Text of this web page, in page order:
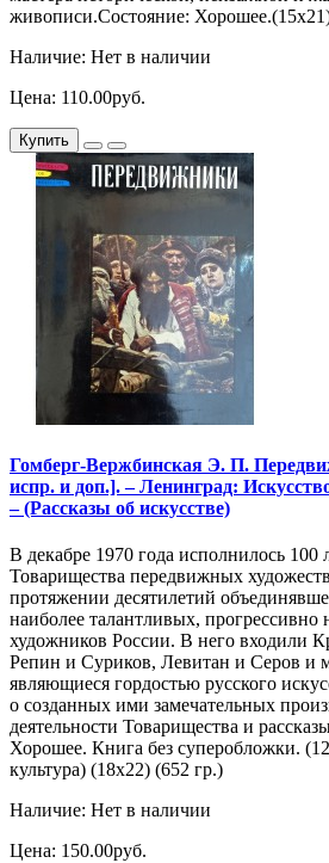
живописи.Состояние:
Наличие: Нет в наличии
Цена: 110.00руб.
Купить
Гомберг-Вержбинская Э. П.
испр. и доп.]. – Ленинград:
– (Рассказы об искусстве)
В декабре 1970 года исполнилось 100
Товарищества передвижных
протяжении десятилетий
наиболее талантливых, прогрессивно
художников России. В него входили
Репин и Суриков, Левитан и Серов и
являющиеся гордостью русского
о созданных ими замечательных
деятельности Товарищества и
Хорошее. Книга без суперобложки.
культура) (18х22) (652 гр.)
Наличие: Нет в наличии
Цена: 150.00руб.